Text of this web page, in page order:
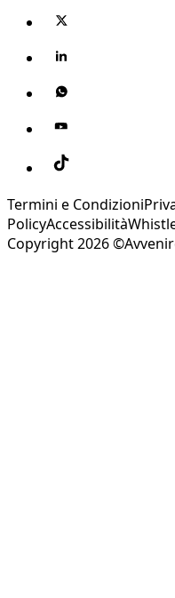
Termini e Condizioni
PolicyAccessibilità
Copyright 2026